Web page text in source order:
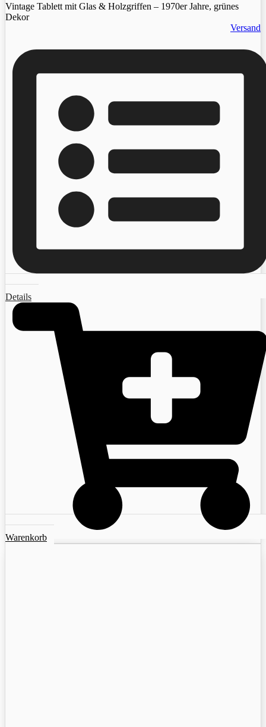
Vintage Tablett mit Glas & Holzgriffen – 1970er Jahre, grünes
Dekor
Versand
Details
Warenkorb